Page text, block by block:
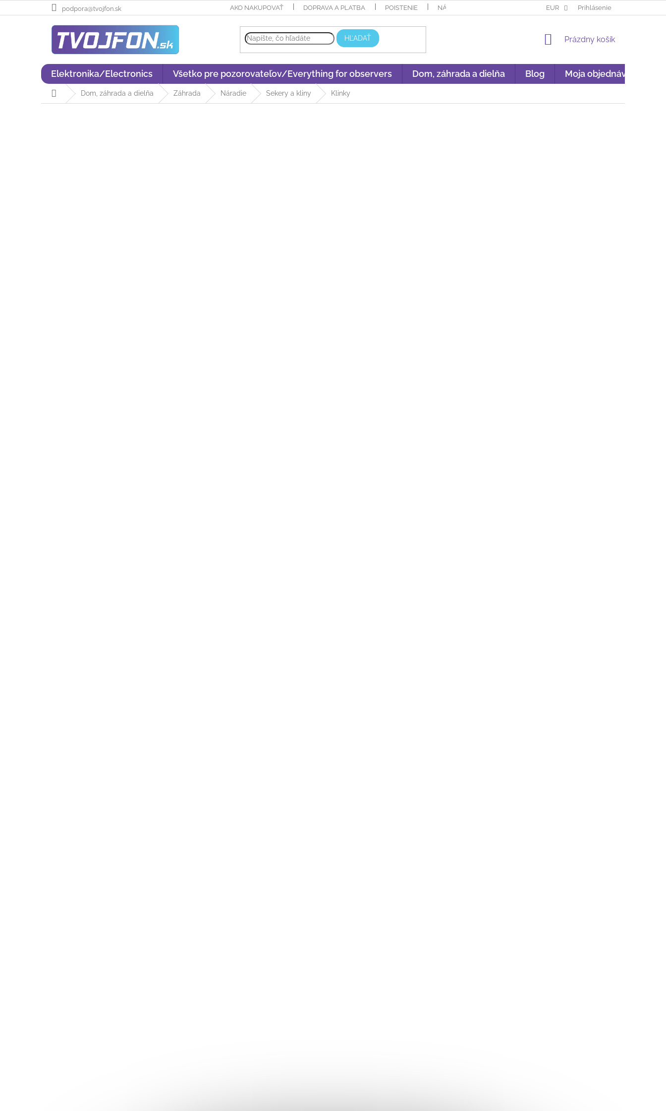
na
podpora@tvojfon.sk AKO NAKUPOVAŤ DOPRAVA A PLATBA POISTENIE NÁKUP NA SPLÁTKY GARANCIA ORIGINALITY
EUR Prihlásenie
HĽADAŤ
NÁKUPNÝ
Prázdny košík
Elektronika/Electronics Všetko pre pozorovateľov/Everything for observers Dom, záhrada a dielňa Blog Moja objednávka
DomovDom, záhrada a dielňa Záhrada Náradie Sekery a kliny Klinky